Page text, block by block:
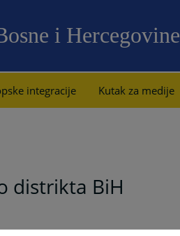
i Hercegovine
integracije Kutak za medije
distrikta BiH